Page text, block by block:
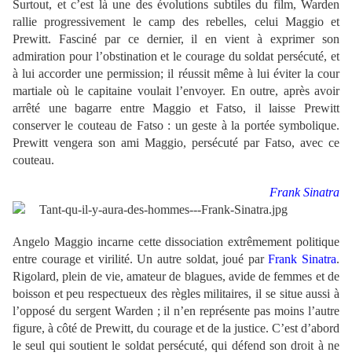
Surtout, et c’est là une des évolutions subtiles du film, Warden
rallie progressivement le camp des rebelles, celui Maggio et
Prewitt. Fasciné par ce dernier, il en vient à exprimer son
admiration pour l’obstination et le courage du soldat persécuté, et
à lui accorder une permission; il réussit même à lui éviter la cour
martiale où le capitaine voulait l’envoyer. En outre, après avoir
arrêté une bagarre entre Maggio et Fatso, il laisse Prewitt
conserver le couteau de Fatso : un geste à la portée symbolique.
Prewitt vengera son ami Maggio, persécuté par Fatso, avec ce
couteau.
Frank Sinatra
Angelo Maggio incarne cette dissociation extrêmement politique
entre courage et virilité. Un autre soldat, joué parFrank Sinatra.
Rigolard, plein de vie, amateur de blagues, avide de femmes et de
boisson et peu respectueux des règles militaires, il se situe aussi à
l’opposé du sergent Warden ; il n’en représente pas moins l’autre
figure, à côté de Prewitt, du courage et de la justice. C’est d’abord
le seul qui soutient le soldat persécuté, qui défend son droit à ne